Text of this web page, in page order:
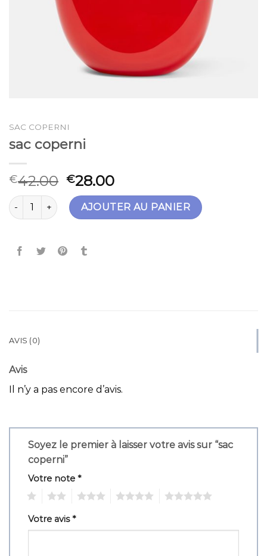
SAC COPERNI
sac coperni
€42.00 €28.00
quantité de sac coperniAJOUTER AU PANIER
AVIS (0)
Avis
Il n’y a pas encore d’avis.
Soyez le premier à laisser votre avis sur “sac
coperni”
Votre note *
Votre avis*